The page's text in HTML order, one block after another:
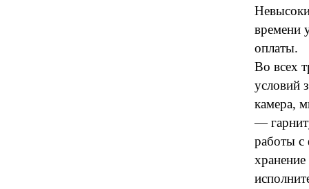
времени
оплаты.
Во всех
условий
камера,
—
работы